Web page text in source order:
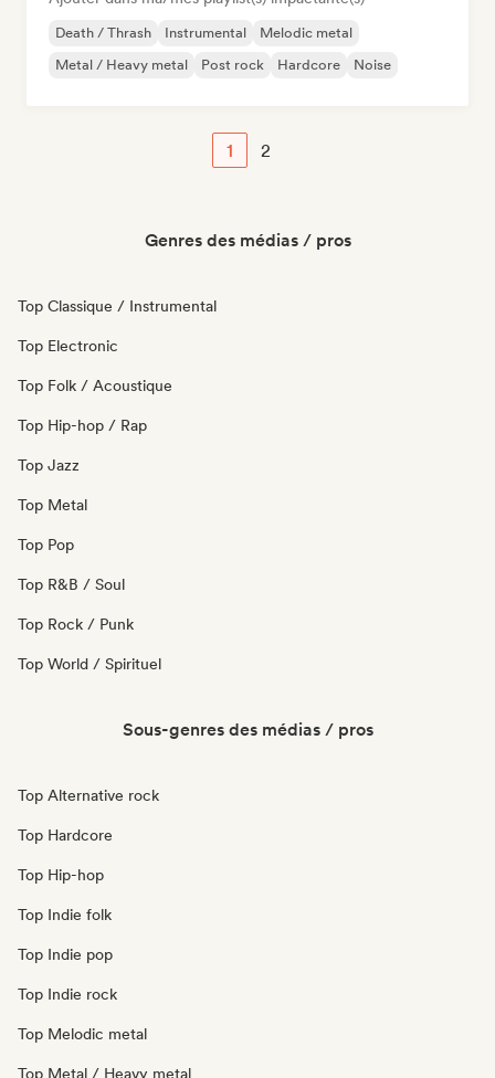
Death / Thrash Instrumental
Melodic metal
Metal / Heavy metal
Post rock Hardcore Noise
1 2
Genres des médias / pros
Top Classique / Instrumental
Top Electronic
Top Folk / Acoustique
Top Hip-hop / Rap
Top Jazz
Top Metal
Top Pop
Top R&B / Soul
Top Rock / Punk
Top World / Spirituel
Sous-genres des médias / pros
Top Alternative rock
Top Hardcore
Top Hip-hop
Top Indie folk
Top Indie pop
Top Indie rock
Top Melodic metal
Top Metal / Heavy metal